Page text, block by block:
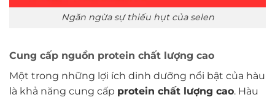
Ngăn ngừa sự thiếu hụt của selen
Cung cấp nguồn protein chất lượng cao
Một trong những lợi ích dinh dưỡng nổi bật của hàu
là khả năng cung cấp protein chất lượng cao. Hàu